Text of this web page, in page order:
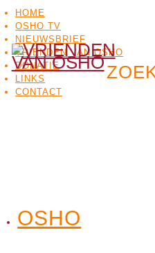
HOME
OSHO TV
NIEUWSBRIEF
VRIENDEN VAN OSHO
DONATIE
LINKS
CONTACT
OSHOOSHO